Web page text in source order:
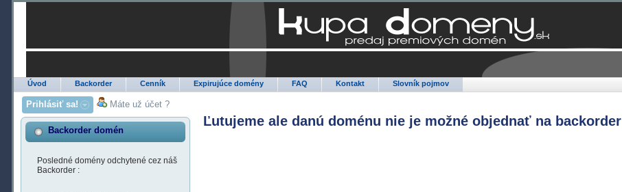
Úvod Backorder Cenník Expirujúce domény FAQ Kontakt Slovník pojmov
Prihlásiť sa! Máte už účet ?
Backorder domén
Posledné domény odchytené cez náš
Backorder :
Ľutujeme ale danú doménu nie je možné objednať na backorder